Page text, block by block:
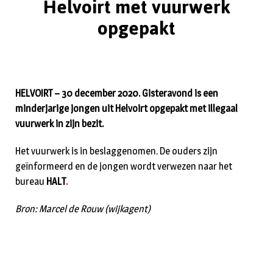
opgepakt
HELVOIRT – 30 december 2020. Gisteravond is een
minderjarige jongen uit Helvoirt opgepakt met illegaal
vuurwerk in zijn bezit.
Het vuurwerk is in beslaggenomen. De ouders zijn
geïnformeerd en de jongen wordt verwezen naar het
bureau HALT.
Bron: Marcel de Rouw (wijkagent)